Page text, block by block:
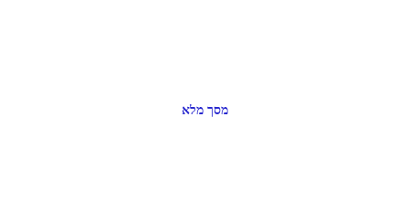
מסך מלא